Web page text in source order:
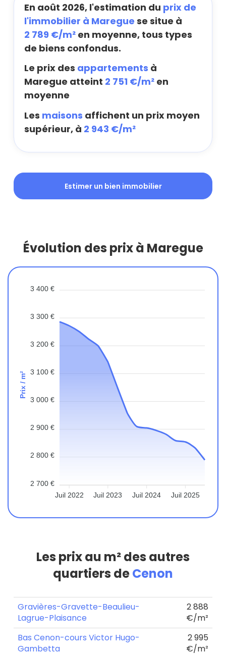
En août 2026, l'estimation du prix de
l'immobilier à Maregue se situe à
2 789 €/m² en moyenne, tous types
de biens confondus.
Le prix des appartements à
Maregue atteint 2 751 €/m² en
moyenne
Les maisons affichent un prix moyen
supérieur, à 2 943 €/m²
Estimer un bien immobilier
Évolution des prix à Maregue
3 400 €
3 300 €
3 200 €
3 100 €
3 000 €
2 900 €
2 800 €
2 700 €
Prix / m²
Juil 2022 Juil 2023 Juil 2024 Juil 2025
Les prix au m² des autres
quartiers deCenon
Gravières-Gravette-Beaulieu-
Lagrue-Plaisance
2 888
€/m²
Bas Cenon-cours Victor Hugo-
Gambetta
2 995
€/m²